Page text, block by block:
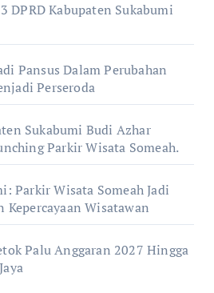
DPRD Kabupaten Sukabumi
Pansus Dalam Perubahan
Perseroda
Sukabumi Budi Azhar
Parkir Wisata Someah.
Parkir Wisata Someah Jadi
Kepercayaan Wisatawan
Palu Anggaran 2027 Hingga